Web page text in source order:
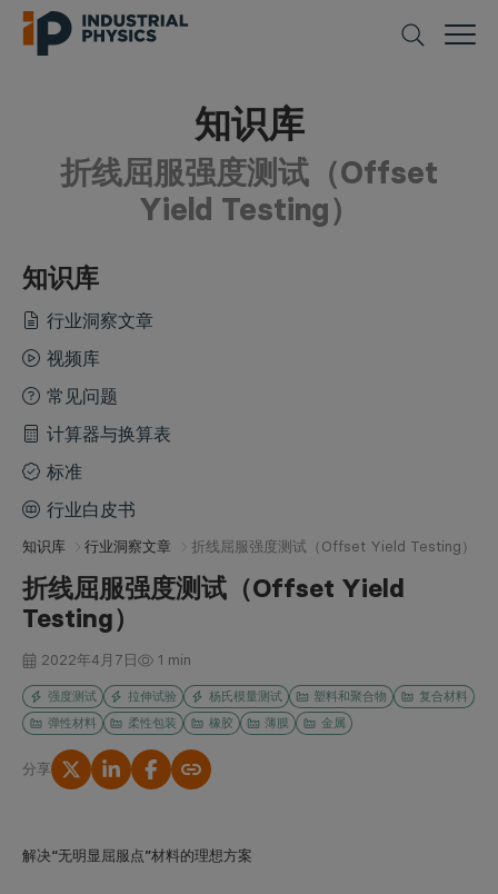
知识库
折线屈服强度测试（Offset
Yield Testing）
知识库
行业洞察文章
视频库
常见问题
计算器与换算表
标准
行业白皮书
知识库 行业洞察文章 折线屈服强度测试（Offset Yield Testing）
折线屈服强度测试（Offset Yield
Testing）
2022年4月7日 1 min
强度测试 拉伸试验 杨氏模量测试 塑料和聚合物
复合材料
弹性材料
柔性包装 橡胶 薄膜 金属
分享 复制链接
解决“无明显屈服点”材料的理想方案